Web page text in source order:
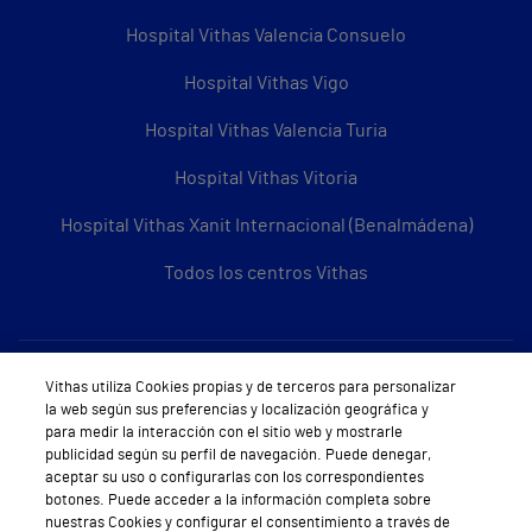
Hospital Vithas Valencia Consuelo
Hospital Vithas Vigo
Hospital Vithas Valencia Turia
Hospital Vithas Vitoria
Hospital Vithas Xanit Internacional (Benalmádena)
Todos los centros Vithas
Sobre Vithas
Quiénes somos
Trabajar en Vithas
Teléfono Cita Médica
Vithas utiliza Cookies propias y de terceros para personalizar
la web según sus preferencias y localización geográfica y
para medir la interacción con el sitio web y mostrarle
publicidad según su perfil de navegación. Puede denegar,
aceptar su uso o configurarlas con los correspondientes
botones. Puede acceder a la información completa sobre
nuestras Cookies y configurar el consentimiento a través de